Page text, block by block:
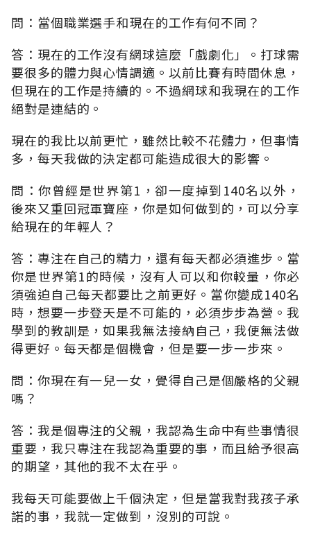
問：當個職業選手和現在的工作有何不同？
答：現在的工作沒有網球這麼「戲劇化」。打球需
要很多的體力與心情調適。以前比賽有時間休息，
但現在的工作是持續的。不過網球和我現在的工作
絕對是連結的。
現在的我比以前更忙，雖然比較不花體力，但事情
多，每天我做的決定都可能造成很大的影響。
問：你曾經是世界第1，卻一度掉到140名以外，
後來又重回冠軍寶座，你是如何做到的，可以分享
給現在的年輕人？
答：專注在自己的精力，還有每天都必須進步。當
你是世界第1的時候，沒有人可以和你較量，你必
須強迫自己每天都要比之前更好。當你變成140名
時，想要一步登天是不可能的，必須步步為營。我
學到的教訓是，如果我無法接納自己，我便無法做
得更好。每天都是個機會，但是要一步一步來。
問：你現在有一兒一女，覺得自己是個嚴格的父親
嗎？
答：我是個專注的父親，我認為生命中有些事情很
重要，我只專注在我認為重要的事，而且給予很高
的期望，其他的我不太在乎。
我每天可能要做上千個決定，但是當我對我孩子承
諾的事，我就一定做到，沒別的可說。